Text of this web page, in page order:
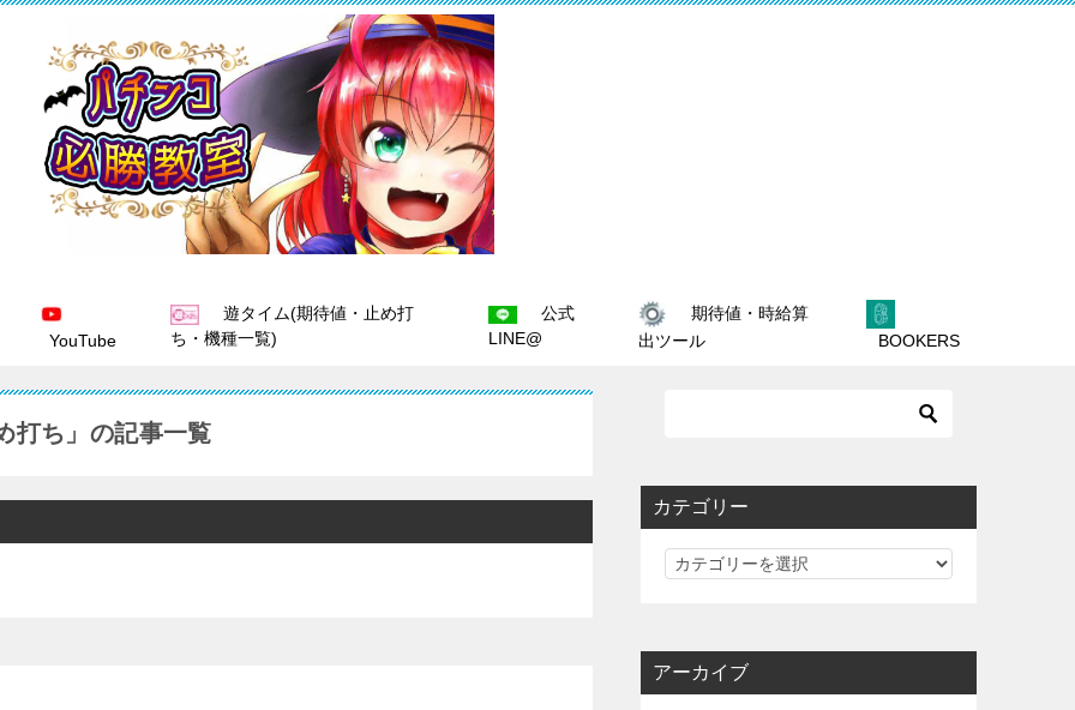
YouTube
遊タイム(期待値・止め打
ち・機種一覧)
公式
LINE@
期待値・時給算
出ツール
BOOKERS
打ち」の記事一覧
カテゴリー
カ
リ
アーカイブ